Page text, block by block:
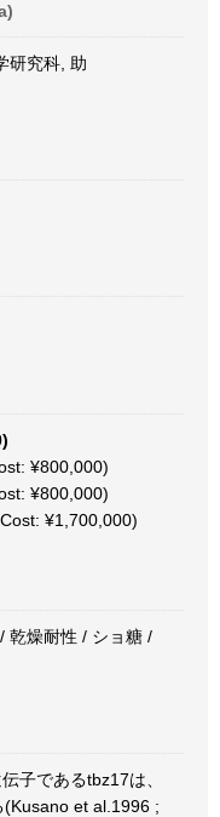
研究科, 助
¥800,000)
¥800,000)
¥1,700,000)
乾燥耐性 / ショ糖 /
子であるtbz17は、
et al.1996 ;